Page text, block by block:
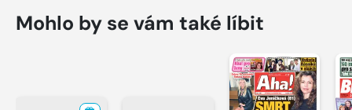
Mohlo by se vám také líbit